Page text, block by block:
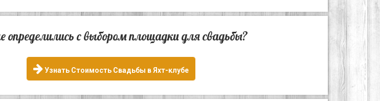
определились с выбором площадки для свадьбы?
Узнать Стоимость Свадьбы в Яхт-клубе